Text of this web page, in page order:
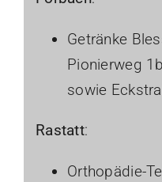
Getränke
Pionierweg
sowie
Rastatt:
Orthopädie-